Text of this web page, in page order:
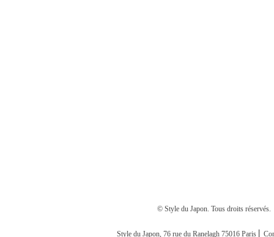
© Style du Japon. Tous droits réservés.
Style du Japon, 76 rue du Ranelagh 75016 Paris ⎢